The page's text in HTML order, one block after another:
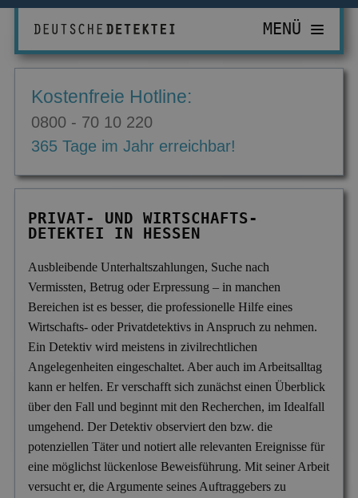
PRIVATDETEKTIV
Erbschaft & Erbanspruch
Nachweis Eheähnlichkeit
Partner- & Treuetest
Personen- & Zeugensuche
Scheidung & Ehebruch
Sorgerecht & Vormundschaft
Unterhalt & Alimente
Vaterschaftstest
WIRTSCHAFTSDETEKTIV
ZUR ÜBERSICHT
Computerkriminalität
Diebstahl im Betrieb
Einkommensüberprüfung
Insolvenzverschleppung
Korruptionsbekämpfung
Krankschreibungsbetrug
Leumundsüberprüfung
Mitarbeiterüberwachung
EINSATZGEBIETE
Bremen
Essen
Dortmund
München
INFORMATIONEN
Aktuelles
Ausbildung
Ausrüstung
FAQ
Preise
Über uns
MENÜ
Kostenfreie Hotline:
0800 - 70 10 220
365 Tage im Jahr erreichbar!
PRIVAT- UND WIRTSCHAFTS-
DETEKTEI IN HESSEN
Ausbleibende Unterhaltszahlungen, Suche nach
Vermissten, Betrug oder Erpressung – in manchen
Bereichen ist es besser, die professionelle Hilfe eines
Wirtschafts- oder Privatdetektivs in Anspruch zu nehmen.
Ein Detektiv wird meistens in zivilrechtlichen
Angelegenheiten eingeschaltet. Aber auch im Arbeitsalltag
kann er helfen. Er verschafft sich zunächst einen Überblick
über den Fall und beginnt mit den Recherchen, im Idealfall
umgehend. Der Detektiv observiert den bzw. die
potenziellen Täter und notiert alle relevanten Ereignisse für
eine möglichst lückenlose Beweisführung. Mit seiner Arbeit
versucht er, die Argumente seines Auftraggebers zu